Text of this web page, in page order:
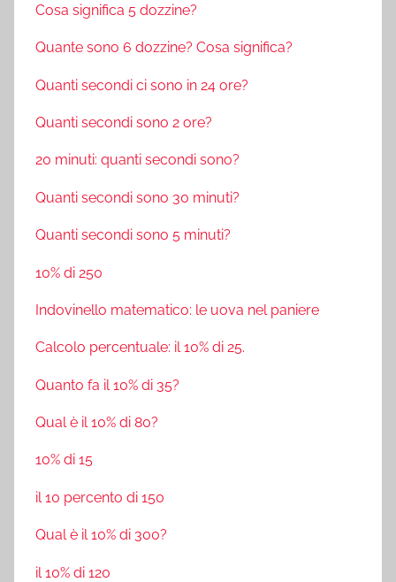
Cosa significa 5 dozzine?
Quante sono 6 dozzine? Cosa significa?
Quanti secondi ci sono in 24 ore?
Quanti secondi sono 2 ore?
20 minuti: quanti secondi sono?
Quanti secondi sono 30 minuti?
Quanti secondi sono 5 minuti?
10% di 250
Indovinello matematico: le uova nel paniere
Calcolo percentuale: il 10% di 25.
Quanto fa il 10% di 35?
Qual è il 10% di 80?
10% di 15
il 10 percento di 150
Qual è il 10% di 300?
il 10% di 120